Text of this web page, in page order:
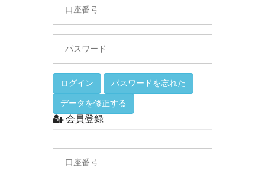
ログイン パスワードを忘れた
データを修正する
会員登録